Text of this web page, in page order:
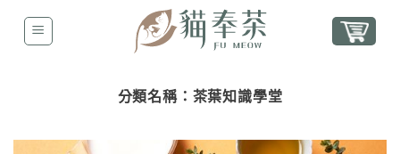
分類名稱： 茶葉知識學堂